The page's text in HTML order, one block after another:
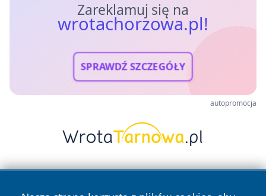
Zareklamuj się na
wrotachorzowa.pl!
SPRAWDŹ SZCZEGÓŁY
autopromocja